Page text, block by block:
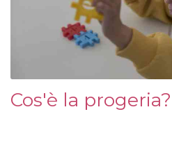
Cos'è la progeria?